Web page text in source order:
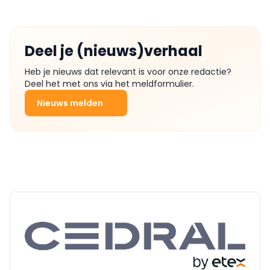
Deel je (nieuws)verhaal
Heb je nieuws dat relevant is voor onze redactie?
Deel het met ons via het meldformulier.
Nieuws melden